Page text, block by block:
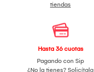
tiendas
Hasta 36 cuotas
Pagando con Sip
¿No la tienes? Solicítala